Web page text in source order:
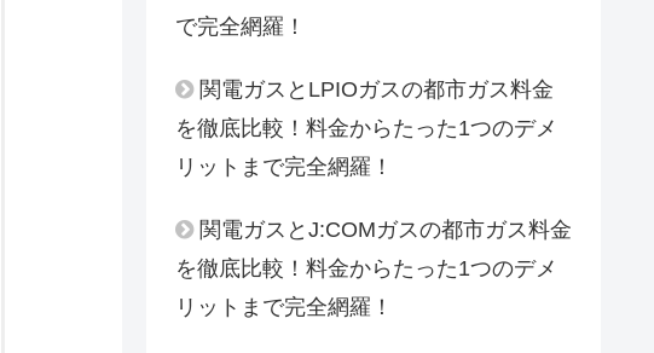
で完全網羅！
関電ガスとLPIOガスの都市ガス料金
を徹底比較！料金からたった1つのデメ
リットまで完全網羅！
関電ガスとJ:COMガスの都市ガス料金
を徹底比較！料金からたった1つのデメ
リットまで完全網羅！